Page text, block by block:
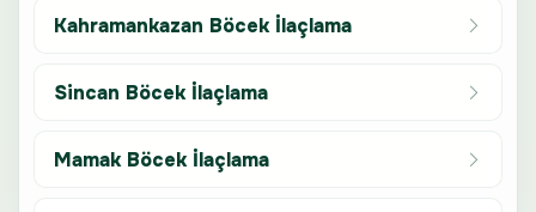
Kahramankazan Böcek İlaçlama
Sincan Böcek İlaçlama
Mamak Böcek İlaçlama